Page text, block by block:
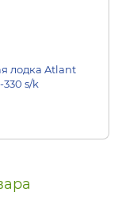
лодка Atlant
s/k